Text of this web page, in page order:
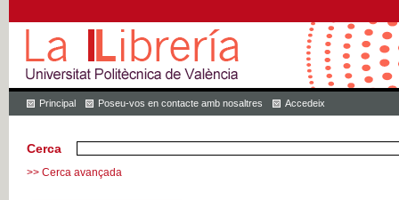
Principal Poseu-vos en contacte amb nosaltres Accedeix
Cerca
>> Cerca avançada